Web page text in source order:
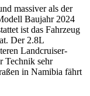
massiver als der
Baujahr 2024
ist das Fahrzeug
Der 2.8L
Landcruiser-
Technik sehr
in Namibia fährt